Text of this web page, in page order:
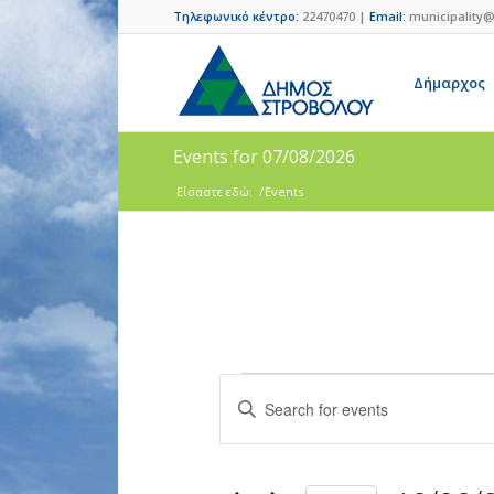
Τηλεφωνικό κέντρο: 22470470 | Email:
Δήμαρχος
Events for 07/08/2026
Είσαστε εδώ: /Events
Events
Search
and
Enter
Keyword.
Search